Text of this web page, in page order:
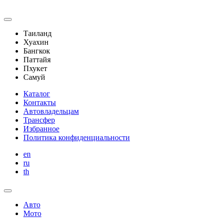
Таиланд
Хуахин
Бангкок
Паттайя
Пхукет
Самуй
Каталог
Контакты
Автовладельцам
Трансфер
Избранное
Политика конфиденциальности
en
ru
th
Авто
Мото